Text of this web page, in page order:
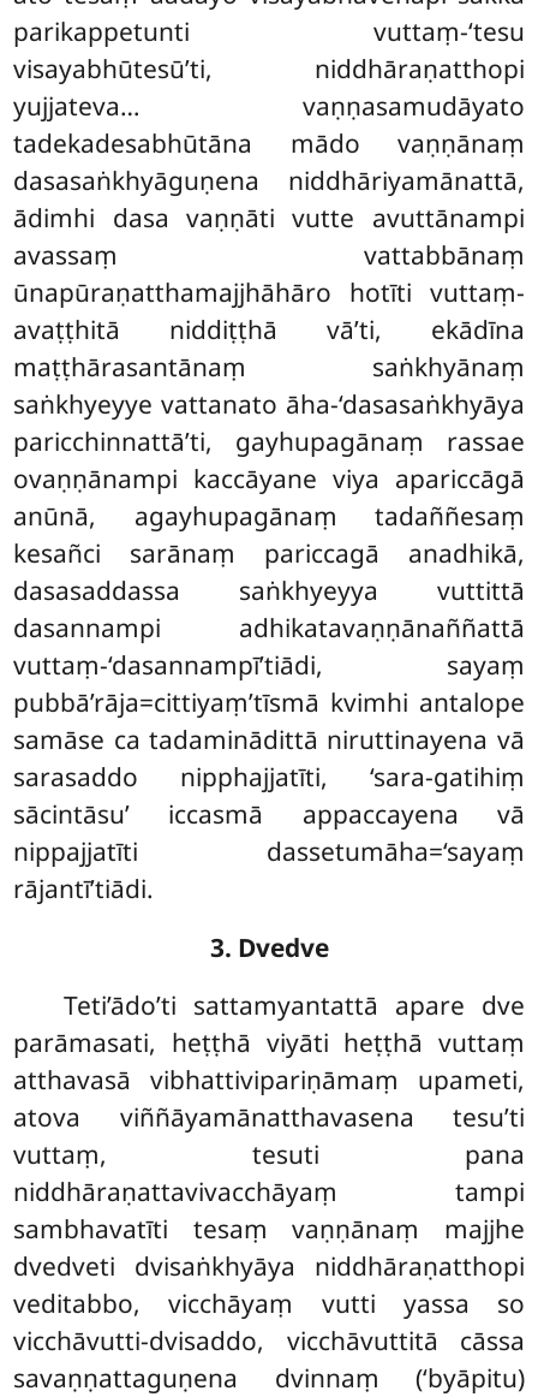
parikappetunti vuttaṃ-‘tesu
visayabhūtesū’ti, niddhāraṇatthopi
yujjateva… vaṇṇasamudāyato
tadekadesabhūtāna mādo vaṇṇānaṃ
dasasaṅkhyāguṇena niddhāriyamānattā,
ādimhi dasa vaṇṇāti vutte avuttānampi
avassaṃ vattabbānaṃ
ūnapūraṇatthamajjhāhāro hotīti vuttaṃ-
avaṭṭhitā niddiṭṭhā vā’ti, ekādīna
maṭṭhārasantānaṃ saṅkhyānaṃ
saṅkhyeyye vattanato āha-‘dasasaṅkhyāya
paricchinnattā’ti, gayhupagānaṃ rassae
ovaṇṇānampi kaccāyane viya apariccāgā
anūnā, agayhupagānaṃ tadaññesaṃ
kesañci sarānaṃ pariccagā anadhikā,
dasasaddassa saṅkhyeyya vuttittā
dasannampi adhikatavaṇṇānaññattā
vuttaṃ-‘dasannampī’tiādi, sayaṃ
pubbā’rāja=cittiyaṃ’tīsmā kvimhi antalope
samāse ca tadaminādittā niruttinayena vā
sarasaddo nipphajjatīti, ‘sara-gatihiṃ
sācintāsu’ iccasmā appaccayena vā
nippajjatīti dassetumāha=‘sayaṃ
rājantī’tiādi.
3. Dvedve
Teti’ādo’ti sattamyantattā apare dve
parāmasati, heṭṭhā viyāti heṭṭhā vuttaṃ
atthavasā vibhattivipariṇāmaṃ upameti,
atova viññāyamānatthavasena tesu’ti
vuttaṃ, tesuti pana
niddhāraṇattavivacchāyaṃ tampi
sambhavatīti tesaṃ vaṇṇānaṃ majjhe
dvedveti dvisaṅkhyāya niddhāraṇatthopi
veditabbo, vicchāyaṃ vutti yassa so
vicchāvutti-dvisaddo, vicchāvuttitā cāssa
savaṇṇattaguṇena dvinnaṃ (‘byāpitu)